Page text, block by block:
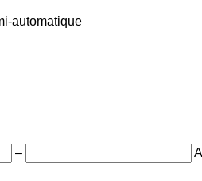
automatique
–